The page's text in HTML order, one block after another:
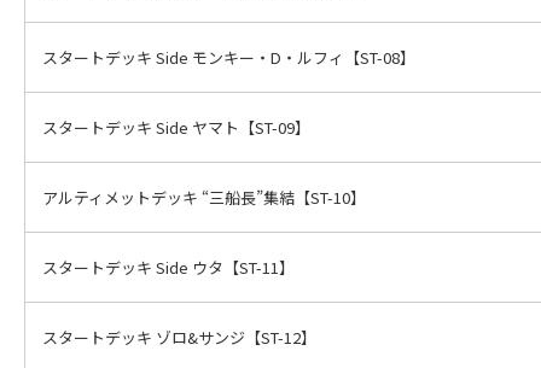
スタートデッキ Side モンキー・D・ルフィ【ST-08】
スタートデッキ Side ヤマト【ST-09】
アルティメットデッキ “三船長”集結【ST-10】
スタートデッキ Side ウタ【ST-11】
スタートデッキ ゾロ&サンジ【ST-12】